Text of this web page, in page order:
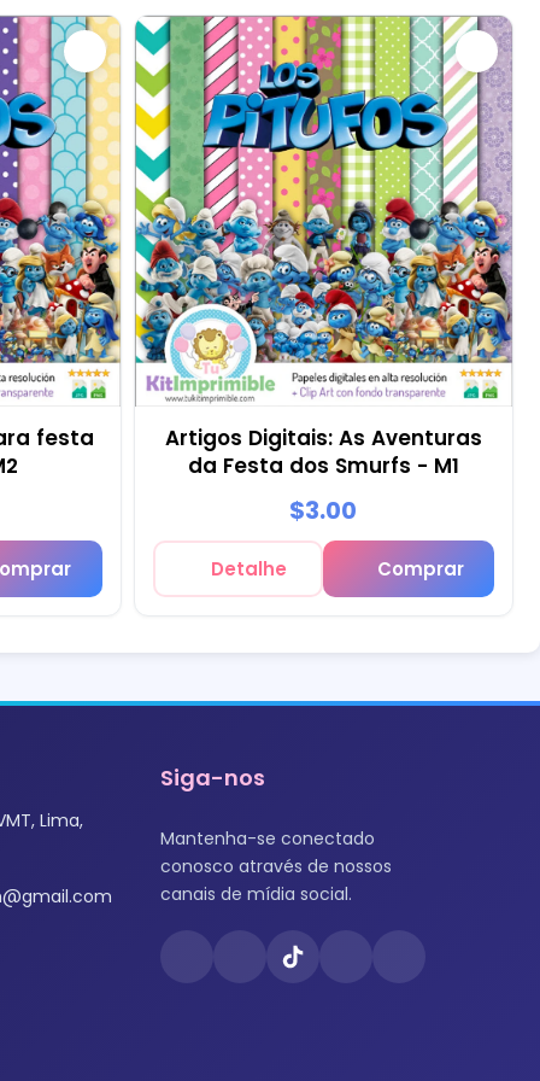
festa
Artigos Digitais: As Aventuras
da Festa dos Smurfs - M1
$3.00
Detalhe Comprar
Lima,
Siga-nos
Mantenha-se conectado
conosco através de nossos
canais de mídia social.